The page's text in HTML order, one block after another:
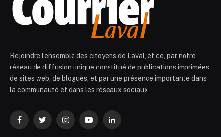
Rejoindre l’ensemble des citoyens de Laval, et ce, par notre
réseau de diffusion unique constitué de publications imprimées,
de sites web, de blogues, et par une présence importante dans
la communauté et dans les réseaux sociaux
FacebookTwitterInstagramYouTubeLinkedIn